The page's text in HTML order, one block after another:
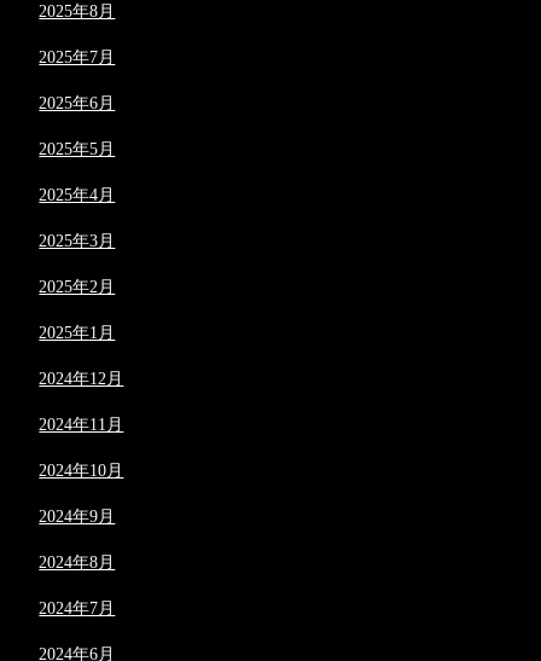
2025年8月
2025年7月
2025年6月
2025年5月
2025年4月
2025年3月
2025年2月
2025年1月
2024年12月
2024年11月
2024年10月
2024年9月
2024年8月
2024年7月
2024年6月